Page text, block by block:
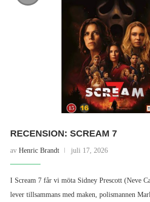
RECENSION: SCREAM 7
av Henric Brandt juli 17, 2026
I Scream 7 får vi möta Sidney Prescott (Neve
lever tillsammans med maken, polismannen